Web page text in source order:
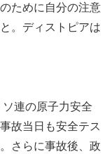
ために自分の注意
。ディストピアは
連の原子力安全
故当日も安全テス
さらに事故後、政